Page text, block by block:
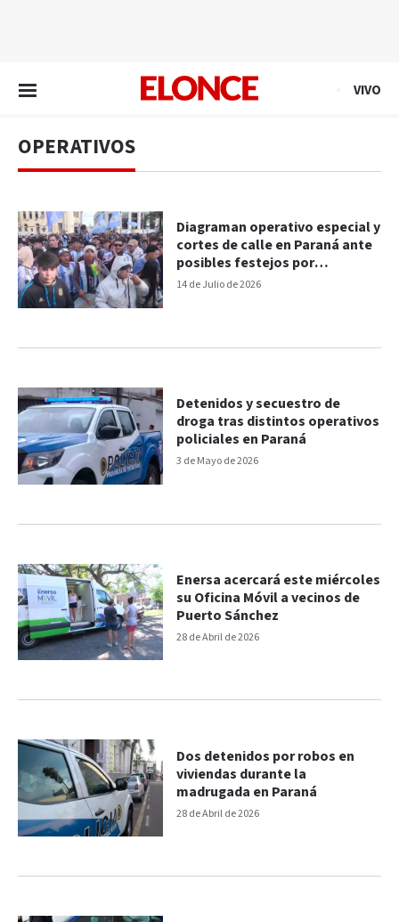
VIVO
OPERATIVOS
14 de Julio de 2026
Diagraman operativo especial y
cortes de calle en Paraná ante
posibles festejos por
Argentina
3 de Mayo de 2026
Detenidos y secuestro de
droga tras distintos operativos
policiales en Paraná
28 de Abril de 2026
Enersa acercará este miércoles
su Oficina Móvil a vecinos de
Puerto Sánchez
28 de Abril de 2026
Dos detenidos por robos en
viviendas durante la
madrugada en Paraná